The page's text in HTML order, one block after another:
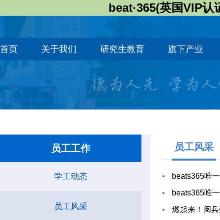
beat·365(英国VIP
首页 关于我们 研究生教育 旗下产业
员工工作
学工动态
员工风采
员工风采
beats365唯
beats365唯
燃起来！阅